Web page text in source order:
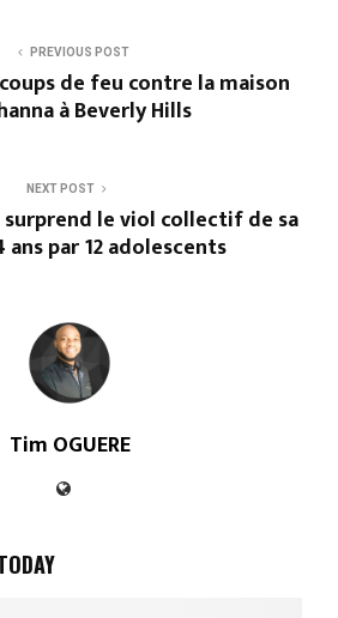
PREVIOUS POST
de feu contre la maison
à Beverly Hills
NEXT POST
surprend le viol collectif de sa
ans par 12 adolescents
Tim OGUERE